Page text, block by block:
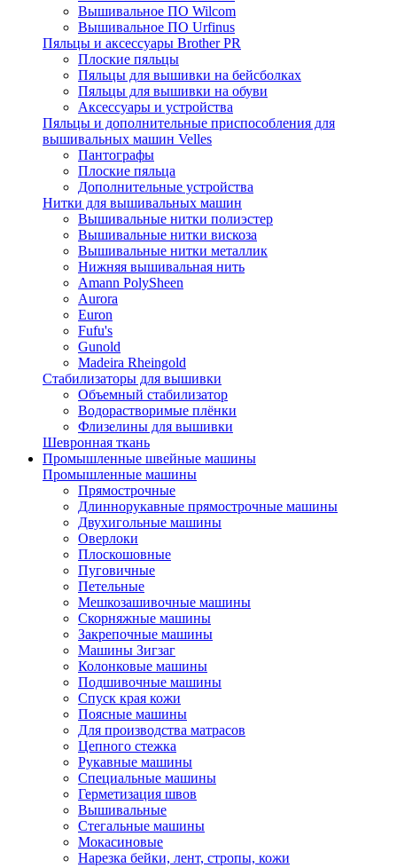
Вышивальное ПО Wilcom
Вышивальное ПО Urfinus
Пяльцы и аксессуары Brother PR
Плоские пяльцы
Пяльцы для вышивки на бейсболках
Пяльцы для вышивки на обуви
Аксессуары и устройства
Пяльцы и дополнительные приспособления для
вышивальных машин Velles
Пантографы
Плоские пяльца
Дополнительные устройства
Нитки для вышивальных машин
Вышивальные нитки полиэстер
Вышивальные нитки вискоза
Вышивальные нитки металлик
Нижняя вышивальная нить
Amann PolySheen
Aurora
Euron
Fufu's
Gunold
Madeira Rheingold
Стабилизаторы для вышивки
Объемный стабилизатор
Водорастворимые плёнки
Флизелины для вышивки
Шевронная ткань
Промышленные швейные машины
Промышленные машины
Прямострочные
Длиннорукавные прямострочные машины
Двухигольные машины
Оверлоки
Плоскошовные
Пуговичные
Петельные
Мешкозашивочные машины
Скорняжные машины
Закрепочные машины
Машины Зигзаг
Колонковые машины
Подшивочные машины
Спуск края кожи
Поясные машины
Для производства матрасов
Цепного стежка
Рукавные машины
Специальные машины
Герметизация швов
Вышивальные
Стегальные машины
Мокасиновые
Нарезка бейки, лент, стропы, кожи